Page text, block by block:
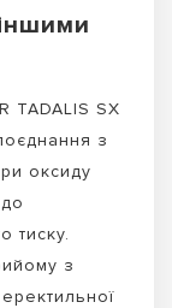
TADALIS SX
з
оксиду
тиску.
з